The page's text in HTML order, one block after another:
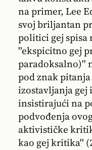
na primer, Lee
svoj briljantan
politici gej spisa
''ekspicitno gej
paradoksalno)''
pod znak
izostavljanja gej
insistirajući na
podvođenja
aktivističke
kao gej kritika''